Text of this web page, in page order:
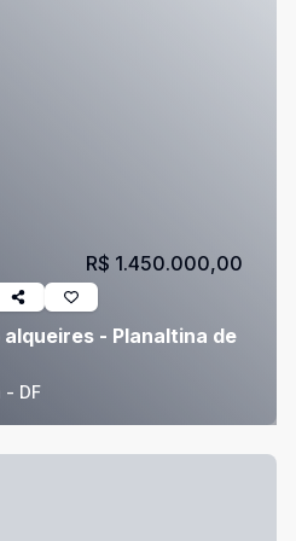
- Planaltina de
- DF
R$ 1.450.000,00